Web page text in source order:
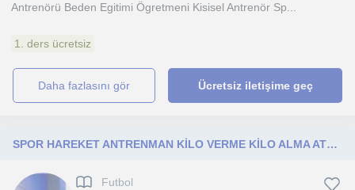
Antrenörü Beden Egitimi Ögretmeni Kisisel Antrenör Sp...
1. ders ücretsiz
daha fazlasını gör Ücretsiz iletişime geç
SPOR HAREKET ANTRENMAN KİLO VERME KİLO ALMA ATLETİK PERFORMANS FİTNESS FUTBOL
Futbol